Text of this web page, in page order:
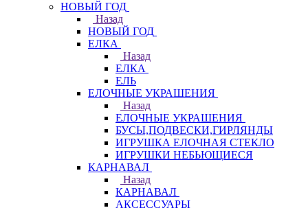
НОВЫЙ ГОД
Назад
НОВЫЙ ГОД
ЕЛКА
Назад
ЕЛКА
ЕЛЬ
ЕЛОЧНЫЕ УКРАШЕНИЯ
Назад
ЕЛОЧНЫЕ УКРАШЕНИЯ
БУСЫ,ПОДВЕСКИ,ГИРЛЯНДЫ
ИГРУШКА ЕЛОЧНАЯ СТЕКЛО
ИГРУШКИ НЕБЬЮЩИЕСЯ
КАРНАВАЛ
Назад
КАРНАВАЛ
АКСЕССУАРЫ